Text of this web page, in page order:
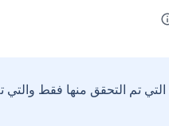
تم التحقق منها فقط